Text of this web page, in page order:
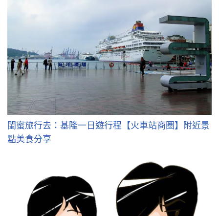
閨蜜旅行去：基隆一日遊行程【火車站商圈】附近景
點美食分享